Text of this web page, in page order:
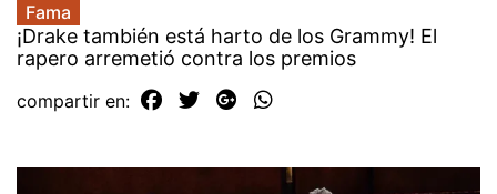
Fama
¡Drake también está harto de los Grammy! El
rapero arremetió contra los premios
compartir en: